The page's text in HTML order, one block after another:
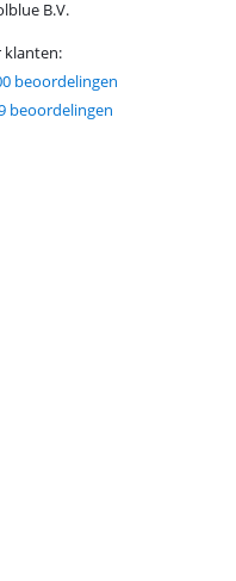
B.V.
klanten:
beoordelingen
beoordelingen